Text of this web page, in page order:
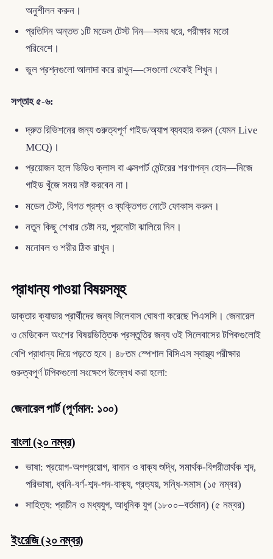
অনুশীলন করুন।
প্রতিদিন অন্তত ১টি মডেল টেস্ট দিন—সময় ধরে, পরীক্ষার মতো
পরিবেশে।
ভুল প্রশ্নগুলো আলাদা করে রাখুন—সেগুলো থেকেই শিখুন।
সপ্তাহ ৫-৬:
দ্রুত রিভিশনের জন্য গুরুত্বপূর্ণ গাইড/অ্যাপ ব্যবহার করুন (যেমন Live
MCQ)।
প্রয়োজন হলে ভিডিও ক্লাস বা এক্সপার্ট মেন্টরের শরণাপন্ন হোন—নিজে
গাইড খুঁজে সময় নষ্ট করবেন না।
মডেল টেস্ট, বিগত প্রশ্ন ও ব্যক্তিগত নোটে ফোকাস করুন।
নতুন কিছু শেখার চেষ্টা নয়, পুরনোটা ঝালিয়ে নিন।
মনোবল ও শরীর ঠিক রাখুন।
প্রাধান্য পাওয়া বিষয়সমূহ
ডাক্তার ক্যাডার প্রার্থীদের জন্য সিলেবাস ঘোষণা করেছে পিএসসি। জেনারেল
ও মেডিকেল অংশের বিষয়ভিত্তিক প্রস্তুতির জন্য ওই সিলেবাসের টপিকগুলোই
বেশি প্রাধান্য দিয়ে পড়তে হবে। ৪৮তম স্পেশাল বিসিএস স্বাস্থ্য পরীক্ষার
গুরুত্বপূর্ণ টপিকগুলো সংক্ষেপে উল্লেখ করা হলো:
জেনারেল পার্ট (পূর্ণমান: ১০০)
বাংলা (২০ নম্বর)
ভাষা: প্রয়োগ-অপপ্রয়োগ, বানান ও বাক্য শুদ্ধি, সমার্থক-বিপরীতার্থক শব্দ,
পরিভাষা, ধ্বনি-বর্ণ-শব্দ-পদ-বাক্য, প্রত্যয়, সন্ধি-সমাস (১৫ নম্বর)
সাহিত্য: প্রাচীন ও মধ্যযুগ, আধুনিক যুগ (১৮০০–বর্তমান) (৫ নম্বর)
ইংরেজি (২০ নম্বর)